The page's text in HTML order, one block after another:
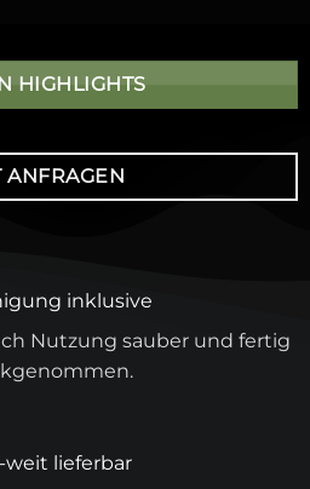
HIGHLIGHTS
ANFRAGEN
inklusive
Nutzung sauber und fertig
weit lieferbar